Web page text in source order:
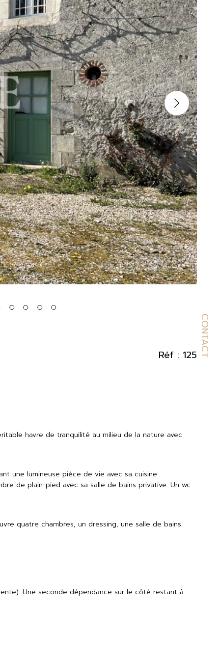
CONTACT
Réf : 125
havre de tranquilité au milieu de la nature avec
une lumineuse pièce de vie avec sa cuisine
de plain-pied avec sa salle de bains privative. Un wc
quatre chambres, un dressing, une salle de bains
Une seconde dépendance sur le côté restant à